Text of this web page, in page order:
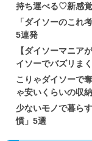
持ち運べる♡新感
「ダイソーのこれ
5連発
【ダイソーマニア
イソーでバズリま
こりゃダイソーで
ゃ安いくらいの収
少ないモノで暮ら
慣」5選